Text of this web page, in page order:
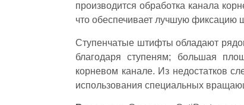
производится обработка канала
что обеспечивает лучшую фиксацию
Ступенчатые штифты обладают
благодаря ступеням; большая
корневом канале. Из недостатков
использования специальных